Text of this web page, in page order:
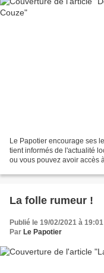
Le Papotier encourage ses
tient informés de l'actualité
ou vous pouvez avoir accès
La folle rumeur !
Publié le 19/02/2021 à 19:01
Par Le Papotier